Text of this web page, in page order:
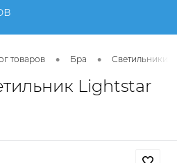
товаров • Бра • Светильники
Lightstar